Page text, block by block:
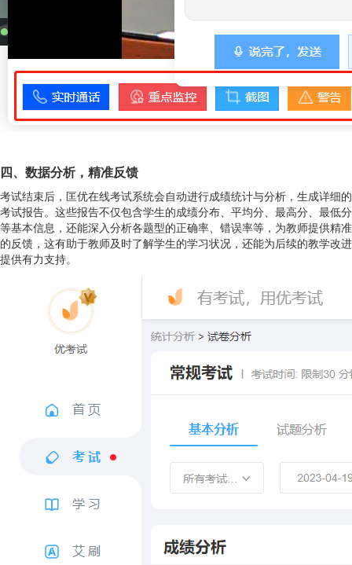
四、数据分析，精准反馈
考试结束后，匡优在线考试系统会自动进行成绩统计与分析，生成详细的
考试报告。这些报告不仅包含学生的成绩分布、平均分、最高分、最低分
等基本信息，还能深入分析各题型的正确率、错误率等，为教师提供精准
的反馈，这有助于教师及时了解学生的学习状况，还能为后续的教学改进
提供有力支持。